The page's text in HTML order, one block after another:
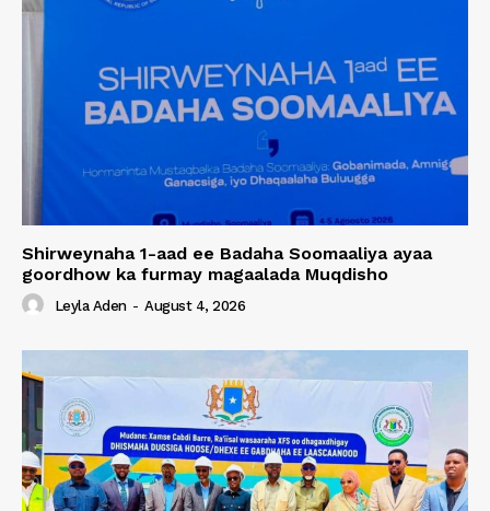
Shirweynaha 1-aad ee Badaha Soomaaliya ayaa
goordhow ka furmay magaalada Muqdisho
Leyla Aden - August 4, 2026